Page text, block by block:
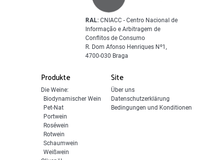
Produkte
Die Weine:
Biodynamischer Wein
Pet-Nat
Portwein
Roséwein
Rotwein
Schaumwein
Weißwein
Site
Über uns
Datenschutzerklärung
Bedingungen und Konditionen
RAL: CNIACC - Centro Nacional de
Informação e Arbitragem de
Conflitos de Consumo
R. Dom Afonso Henriques Nº1,
4700-030 Braga